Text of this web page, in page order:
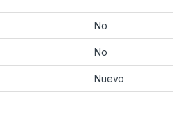
No
No
Nuevo